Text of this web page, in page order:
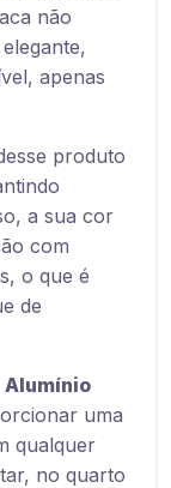
não
apenas
produto
a sua cor
com
o que é
de
uma
qualquer
no quarto